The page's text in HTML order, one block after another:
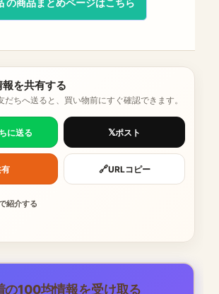
の商品まとめページはこちら
報を共有する
だちへ送ると、買い物前にすぐ確認できます。
に送る 𝕏ポスト
🔗URLコピー
紹介する
の100均情報を受け取る